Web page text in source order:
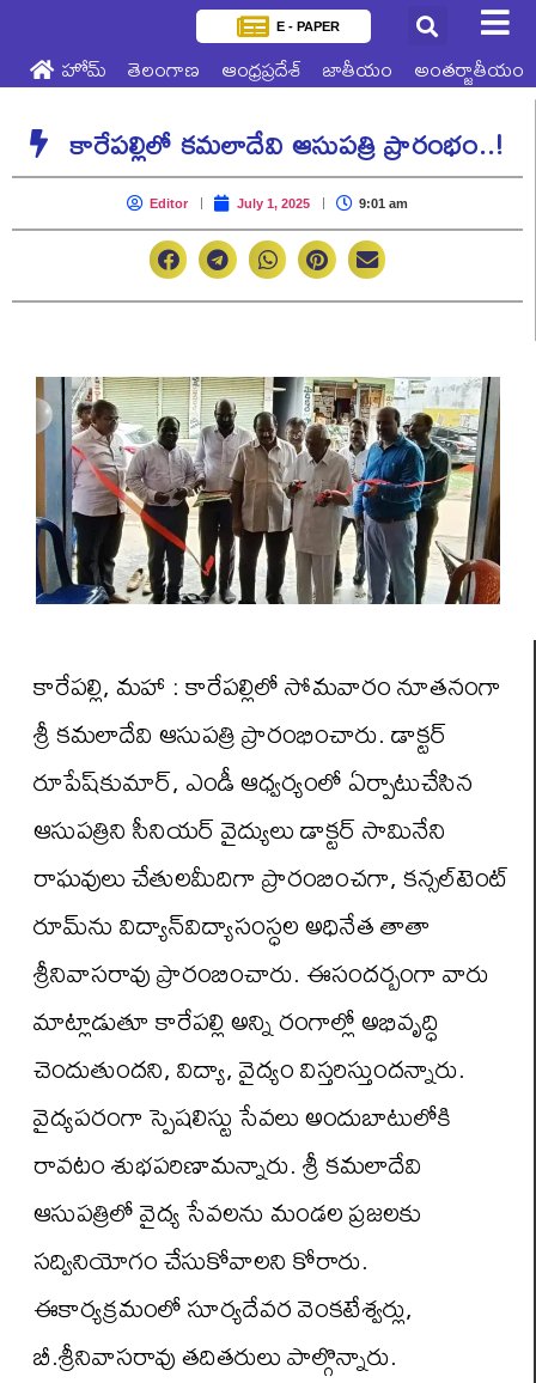
E - PAPER
హోమ్ తెలంగాణ ఆంధ్రప్రదేశ్ జాతీయం అంతర్జాతీయం
కారేపల్లిలో కమలాదేవి ఆసుపత్రి ప్రారంభం..!
Editor July 1, 2025 9:01 am
కారేపల్లి, మహా : కారేపల్లిలో సోమవారం నూతనంగా
శ్రీ కమలాదేవి ఆసుపత్రి ప్రారంభించారు. డాక్టర్‌
రూపేష్‌కుమార్‌, ఎండీ ఆధ్వర్యంలో ఏర్పాటుచేసిన
ఆసుపత్రిని సీనియర్‌ వైద్యులు డాక్టర్‌ సామినేని
రాఘవులు చేతులమీదిగా ప్రారంబించగా, కన్సల్‌టెంట్‌
రూమ్‌ను విద్యాన్‌విద్యాసంస్ధల అధినేత తాతా
శ్రీనివాసరావు ప్రారంబించారు. ఈసందర్బంగా వారు
మాట్లాడుతూ కారేపల్లి అన్ని రంగాల్లో అభివృద్ధి
చెందుతుందని, విద్యా, వైద్యం విస్తరిస్తుందన్నారు.
వైద్యపరంగా స్పెషలిస్టు సేవలు అందుబాటులోకి
రావటం శుభపరిణామన్నారు. శ్రీ కమలాదేవి
ఆసుపత్రిలో వైద్య సేవలను మండల ప్రజలకు
సద్వినియోగం చేసుకోవాలని కోరారు.
ఈకార్యక్రమంలో సూర్యదేవర వెంకటేశ్వర్లు,
బీ.శ్రీనివాసరావు తదితరులు పాల్గొన్నారు.